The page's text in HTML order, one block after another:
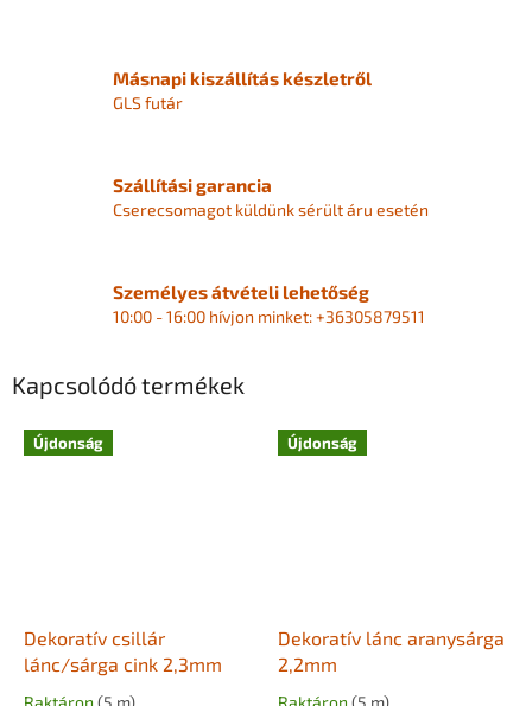
Másnapi kiszállítás készletről
GLS futár
Szállítási garancia
Cserecsomagot küldünk sérült áru esetén
Személyes átvételi lehetőség
10:00 - 16:00 hívjon minket: +36305879511
Kapcsolódó termékek
Újdonság
Dekoratív csillár
lánc/sárga cink 2,3mm
Raktáron (5 m)
Újdonság
Dekoratív lánc aranysárga
2,2mm
Raktáron (5 m)